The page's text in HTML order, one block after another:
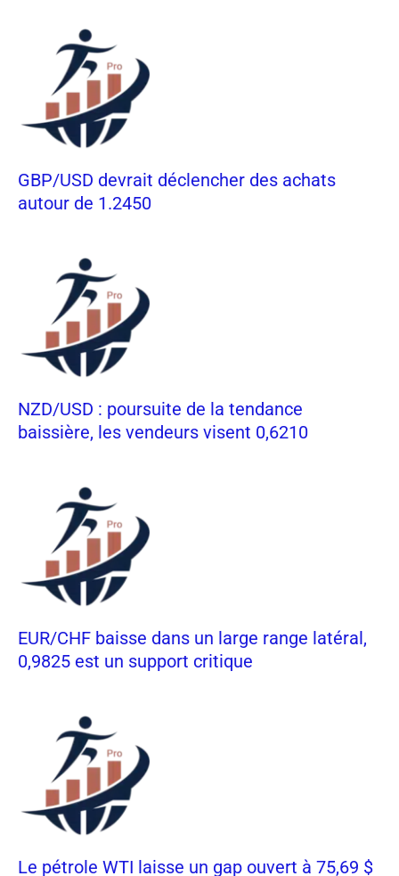
GBP/USD devrait déclencher des achats
autour de 1.2450
NZD/USD : poursuite de la tendance
baissière, les vendeurs visent 0,6210
EUR/CHF baisse dans un large range latéral,
0,9825 est un support critique
Le pétrole WTI laisse un gap ouvert à 75,69 $